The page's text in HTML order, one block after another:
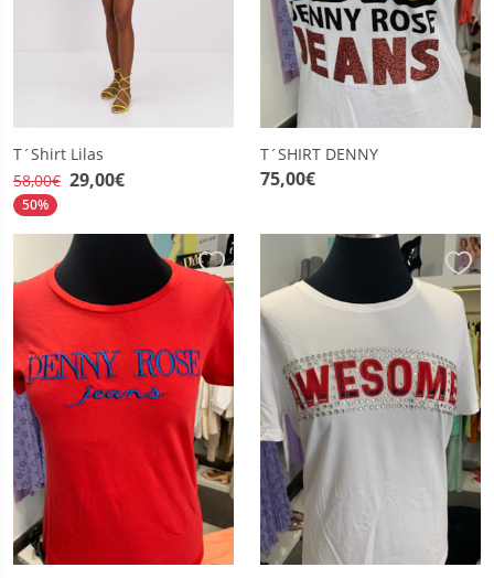
T´Shirt Lilas
58,00€ 29,00€
50%
T´SHIRT DENNY
75,00€